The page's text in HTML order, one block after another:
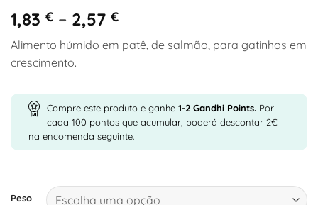
1,83 € – 2,57 €Price
range:
1,83 €
Alimento húmido em patê, de salmão, para gatinhos em
crescimento.
Compre este produto e ganhe 1-2 Gandhi Points. Por
cada 100 pontos que acumular, poderá descontar 2€
na encomenda seguinte.
Peso